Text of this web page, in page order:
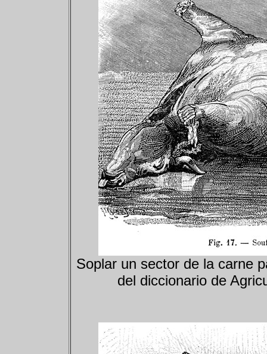
Soplar un sector de la carne
del diccionario de